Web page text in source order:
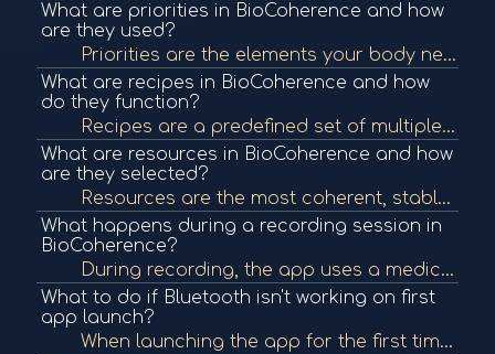
What are priorities in BioCoherence and how
are they used?
Priorities are the elements your body needs to focus on for healing, automatically selected by the app. They are used in building frequency programs and balance meditations. You can explore and add/remove priorities across all biomarker categories.
What are recipes in BioCoherence and how
do they function?
Recipes are a predefined set of multiple biomarker points associated with a specific protocol or symptom. When added to a program, they include several priorities and can significantly lengthen meditation or frequency sessions. Use them selectively.
What are resources in BioCoherence and how
are they selected?
Resources are the most coherent, stable, and energetically connected biomarkers in your body. They are identified by a complex algorithm considering energy, stability, and interconnections across systems. You can use automatic selections or manually sele...
What happens during a recording session in
BioCoherence?
During recording, the app uses a medically certified ECG sensor to capture the body's full electrical activity, not just heartbeats. It automatically cleans erroneous or unstable data and continues recording when fingers are placed again. You need at lea...
What to do if Bluetooth isn't working on first
app launch?
When launching the app for the first time, it asks for Bluetooth authorization. If denied, the app won't connect. You can either go to system preferences to allow it manually or delete and reinstall the app to prompt authorization again.